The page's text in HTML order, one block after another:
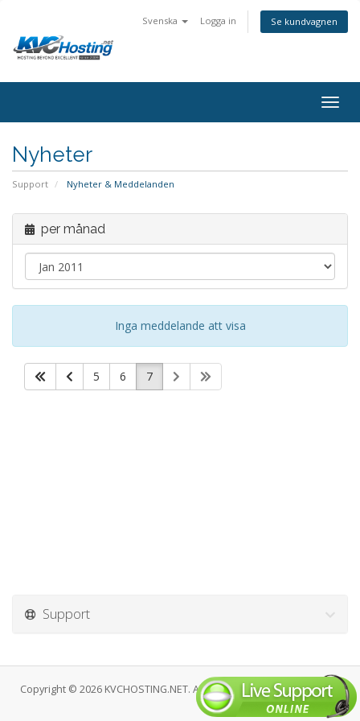
Svenska Logga in Se kundvagnen
Nyheter
Support Nyheter & Meddelanden
per månad
Inga meddelande att visa
5 6 7
Support
Copyright © 2026 KVCHOSTING.NET. All Rights Reserved.